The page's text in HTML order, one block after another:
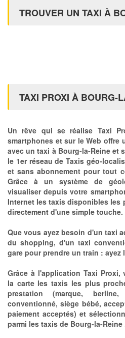
TROUVER UN TAXI À
TAXI PROXI À BOURG-
Un rêve qui se réalise Taxi
smartphones et sur le Web offre
avec un taxi à Bourg-la-Reine et
le 1er réseau de Taxis géo-
et sans abonnement pour tout
Grâce à un système de
visualiser depuis votre
Internet les taxis disponibles les
directement d'une simple touche.
Que vous ayez besoin d'un taxi
du shopping, d'un taxi
gare pour prendre un train : ayez
Grâce à l'application Taxi
la carte les taxis les plus
prestation (marque,
conventionné, siège bébé,
paiement acceptés) et
parmi les taxis de Bourg-la-Reine